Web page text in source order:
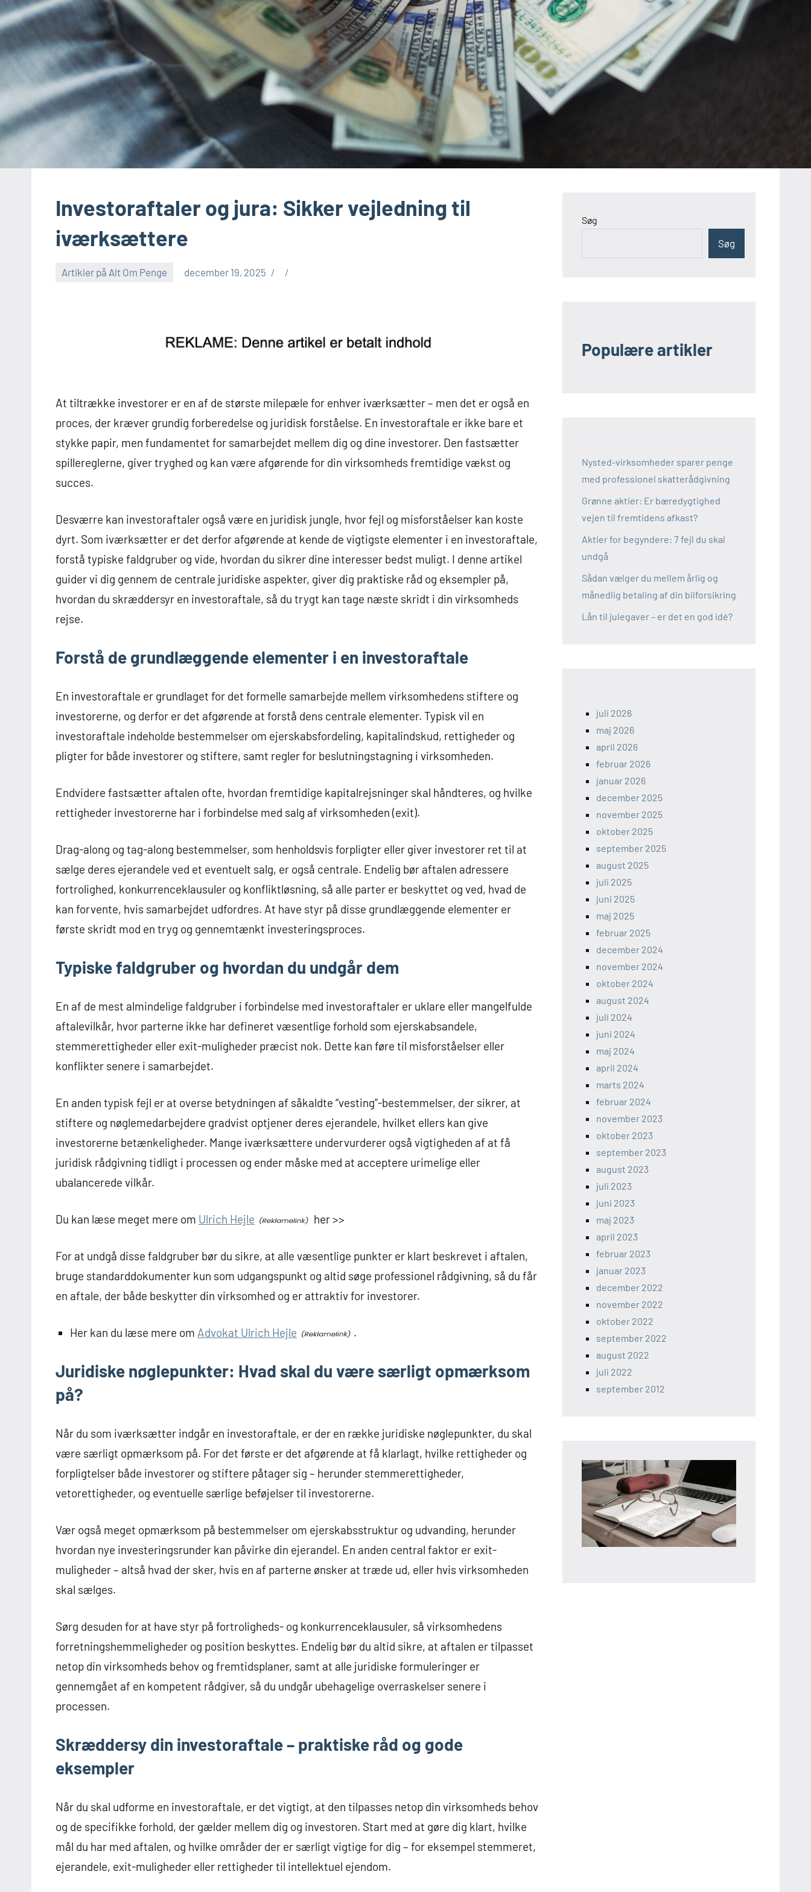
Investoraftaler og jura: Sikker vejledning til
iværksættere
Artikler på Alt Om Penge december 19, 2025
At tiltrække investorer er en af de største milepæle for enhver iværksætter – men det er også en
proces, der kræver grundig forberedelse og juridisk forståelse. En investoraftale er ikke bare et
stykke papir, men fundamentet for samarbejdet mellem dig og dine investorer. Den fastsætter
spillereglerne, giver tryghed og kan være afgørende for din virksomheds fremtidige vækst og
succes.
Desværre kan investoraftaler også være en juridisk jungle, hvor fejl og misforståelser kan koste
dyrt. Som iværksætter er det derfor afgørende at kende de vigtigste elementer i en investoraftale,
forstå typiske faldgruber og vide, hvordan du sikrer dine interesser bedst muligt. I denne artikel
guider vi dig gennem de centrale juridiske aspekter, giver dig praktiske råd og eksempler på,
hvordan du skræddersyr en investoraftale, så du trygt kan tage næste skridt i din virksomheds
rejse.
Forstå de grundlæggende elementer i en investoraftale
En investoraftale er grundlaget for det formelle samarbejde mellem virksomhedens stiftere og
investorerne, og derfor er det afgørende at forstå dens centrale elementer. Typisk vil en
investoraftale indeholde bestemmelser om ejerskabsfordeling, kapitalindskud, rettigheder og
pligter for både investorer og stiftere, samt regler for beslutningstagning i virksomheden.
Endvidere fastsætter aftalen ofte, hvordan fremtidige kapitalrejsninger skal håndteres, og hvilke
rettigheder investorerne har i forbindelse med salg af virksomheden (exit).
Drag-along og tag-along bestemmelser, som henholdsvis forpligter eller giver investorer ret til at
sælge deres ejerandele ved et eventuelt salg, er også centrale. Endelig bør aftalen adressere
fortrolighed, konkurrenceklausuler og konfliktløsning, så alle parter er beskyttet og ved, hvad de
kan forvente, hvis samarbejdet udfordres. At have styr på disse grundlæggende elementer er
første skridt mod en tryg og gennemtænkt investeringsproces.
Typiske faldgruber og hvordan du undgår dem
En af de mest almindelige faldgruber i forbindelse med investoraftaler er uklare eller mangelfulde
aftalevilkår, hvor parterne ikke har defineret væsentlige forhold som ejerskabsandele,
stemmerettigheder eller exit-muligheder præcist nok. Dette kan føre til misforståelser eller
konflikter senere i samarbejdet.
En anden typisk fejl er at overse betydningen af såkaldte “vesting”-bestemmelser, der sikrer, at
stiftere og nøglemedarbejdere gradvist optjener deres ejerandele, hvilket ellers kan give
investorerne betænkeligheder. Mange iværksættere undervurderer også vigtigheden af at få
juridisk rådgivning tidligt i processen og ender måske med at acceptere urimelige eller
ubalancerede vilkår.
Du kan læse meget mere om Ulrich Hejle her >>
For at undgå disse faldgruber bør du sikre, at alle væsentlige punkter er klart beskrevet i aftalen,
bruge standarddokumenter kun som udgangspunkt og altid søge professionel rådgivning, så du får
en aftale, der både beskytter din virksomhed og er attraktiv for investorer.
Her kan du læse mere om Advokat Ulrich Hejle .
Juridiske nøglepunkter: Hvad skal du være særligt opmærksom
på?
Når du som iværksætter indgår en investoraftale, er der en række juridiske nøglepunkter, du skal
være særligt opmærksom på. For det første er det afgørende at få klarlagt, hvilke rettigheder og
forpligtelser både investorer og stiftere påtager sig – herunder stemmerettigheder,
vetorettigheder, og eventuelle særlige beføjelser til investorerne.
Vær også meget opmærksom på bestemmelser om ejerskabsstruktur og udvanding, herunder
hvordan nye investeringsrunder kan påvirke din ejerandel. En anden central faktor er exit-
muligheder – altså hvad der sker, hvis en af parterne ønsker at træde ud, eller hvis virksomheden
skal sælges.
Sørg desuden for at have styr på fortroligheds- og konkurrenceklausuler, så virksomhedens
forretningshemmeligheder og position beskyttes. Endelig bør du altid sikre, at aftalen er tilpasset
netop din virksomheds behov og fremtidsplaner, samt at alle juridiske formuleringer er
gennemgået af en kompetent rådgiver, så du undgår ubehagelige overraskelser senere i
processen.
Skræddersy din investoraftale – praktiske råd og gode
eksempler
Når du skal udforme en investoraftale, er det vigtigt, at den tilpasses netop din virksomheds behov
og de specifikke forhold, der gælder mellem dig og investoren. Start med at gøre dig klart, hvilke
mål du har med aftalen, og hvilke områder der er særligt vigtige for dig – for eksempel stemmeret,
ejerandele, exit-muligheder eller rettigheder til intellektuel ejendom.
Søg
Søg
Populære artikler
Nysted-virksomheder sparer penge
med professionel skatterådgivning
Grønne aktier: Er bæredygtighed
vejen til fremtidens afkast?
Aktier for begyndere: 7 fejl du skal
undgå
Sådan vælger du mellem årlig og
månedlig betaling af din bilforsikring
Lån til julegaver – er det en god idé?
juli 2026
maj 2026
april 2026
februar 2026
januar 2026
december 2025
november 2025
oktober 2025
september 2025
august 2025
juli 2025
juni 2025
maj 2025
februar 2025
december 2024
november 2024
oktober 2024
august 2024
juli 2024
juni 2024
maj 2024
april 2024
marts 2024
februar 2024
november 2023
oktober 2023
september 2023
august 2023
juli 2023
juni 2023
maj 2023
april 2023
februar 2023
januar 2023
december 2022
november 2022
oktober 2022
september 2022
august 2022
juli 2022
september 2012